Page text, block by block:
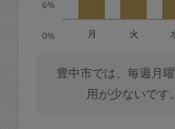
＋交通費全額
依頼者不在に
金額の100%
0%
6%
月 火
豊中市では、毎週月
用が少ないです